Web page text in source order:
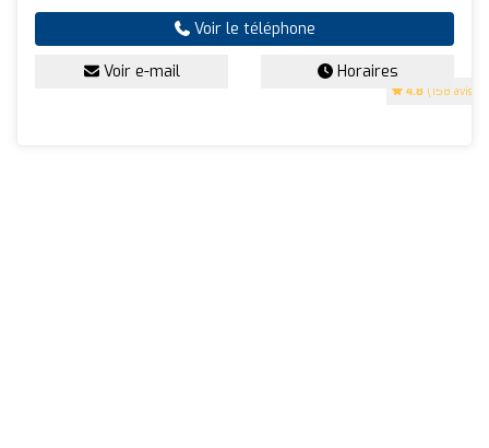
4.8 (158 avis)
Voir le téléphone
Voir e-mail Horaires